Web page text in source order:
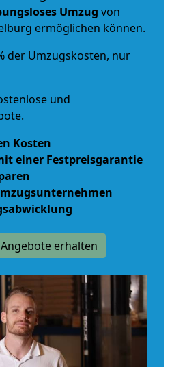
Umzug von
ermöglichen können.
der Umzugskosten, nur
und
Kosten
einer Festpreisgarantie
erhalten